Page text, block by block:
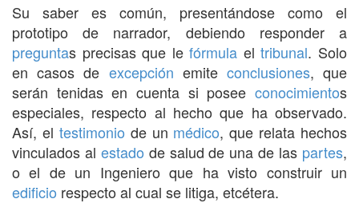
Su saber es común, presentándose como el
prototipo de narrador, debiendo responder a
preguntas precisas que lefórmula eltribunal. Solo
en casos de excepción emite conclusiones, que
serán tenidas en cuenta si posee conocimientos
especiales, respecto al hecho que ha observado.
Así, el testimonio de un médico, que relata hechos
vinculados al estado de salud de una de las partes,
o el de un Ingeniero que ha visto construir un
edificio respecto al cual se litiga, etcétera.